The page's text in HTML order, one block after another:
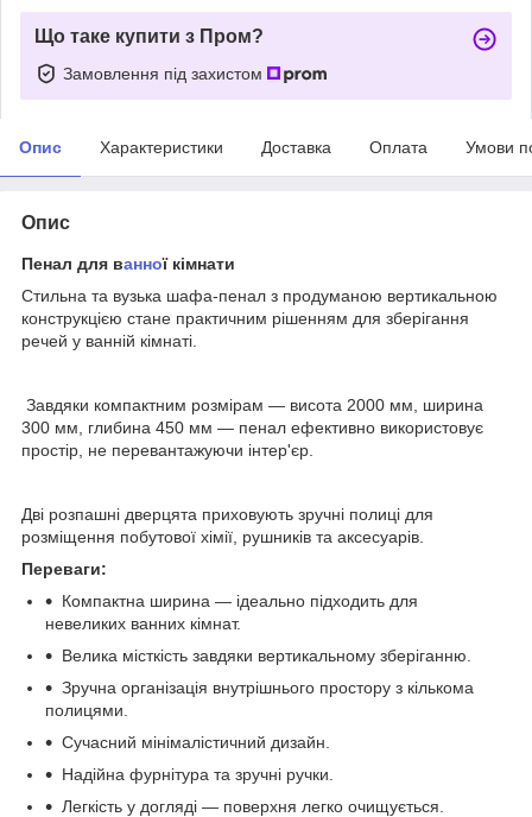
Що таке купити з Пром?
Замовлення під захистом
Опис Характеристики Доставка Оплата Умови
Опис
Пенал для ванної кімнати
Стильна та вузька шафа-пенал з продуманою вертикальною
конструкцією стане практичним рішенням для зберігання
речей у ванній кімнаті.
Завдяки компактним розмірам — висота 2000 мм, ширина
300 мм, глибина 450 мм — пенал ефективно використовує
простір, не перевантажуючи інтер'єр.
Дві розпашні дверцята приховують зручні полиці для
розміщення побутової хімії, рушників та аксесуарів.
Переваги:
Компактна ширина — ідеально підходить для
невеликих ванних кімнат.
Велика місткість завдяки вертикальному зберіганню.
Зручна організація внутрішнього простору з кількома
полицями.
Сучасний мінімалістичний дизайн.
Надійна фурнітура та зручні ручки.
Легкість у догляді — поверхня легко очищується.